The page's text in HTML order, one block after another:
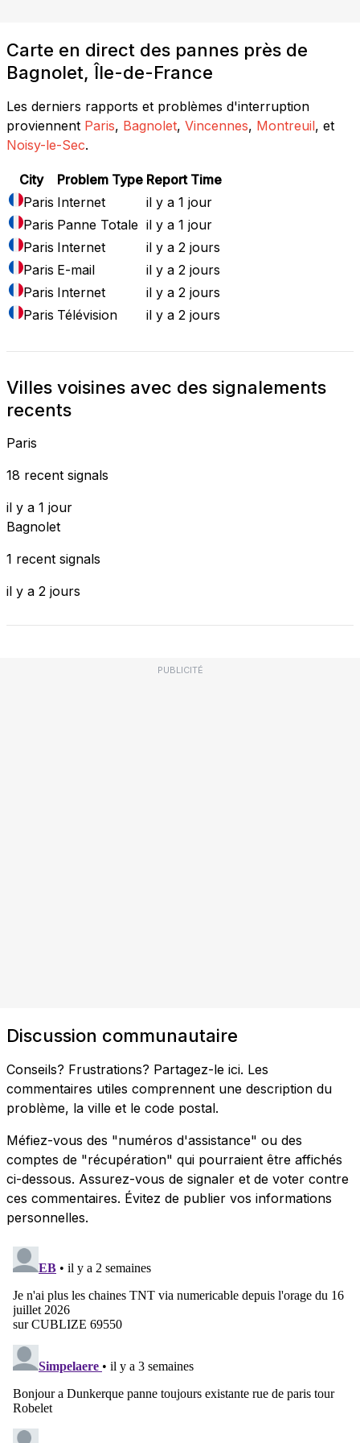
Carte en direct des pannes près de
Bagnolet, Île-de-France
Les derniers rapports et problèmes d'interruption
proviennent Paris, Bagnolet, Vincennes, Montreuil, et
Noisy-le-Sec.
City Problem Type Report Time
Paris Internet
il y a 1 jour
Paris Panne Totale il y a 1 jour
Paris Internet
il y a 2 jours
Paris E-mail
il y a 2 jours
Paris Internet
il y a 2 jours
Paris Télévision il y a 2 jours
Villes voisines avec des signalements
recents
Paris
18 recent signals
il y a 1 jour
Bagnolet
1 recent signals
il y a 2 jours
PUBLICITÉ
Discussion communautaire
Conseils? Frustrations? Partagez-le ici. Les
commentaires utiles comprennent une description du
problème, la ville et le code postal.
Méfiez-vous des "numéros d'assistance" ou des
comptes de "récupération" qui pourraient être affichés
ci-dessous. Assurez-vous de signaler et de voter contre
ces commentaires. Évitez de publier vos informations
personnelles.